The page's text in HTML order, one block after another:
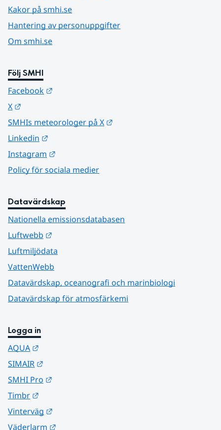
Kakor på smhi.se
Hantering av personuppgifter
Om smhi.se
Följ SMHI
Facebook
X
SMHIs meteorologer på X
Linkedin
Instagram
Policy för sociala medier
Datavärdskap
Nationella emissionsdatabasen
Luftwebb
Luftmiljödata
VattenWebb
Datavärdskap, oceanografi och marinbiologi
Datavärdskap för atmosfärkemi
Logga in
AQUA
SIMAIR
SMHI Pro
Timbr
Vinterväg
Väderlarm